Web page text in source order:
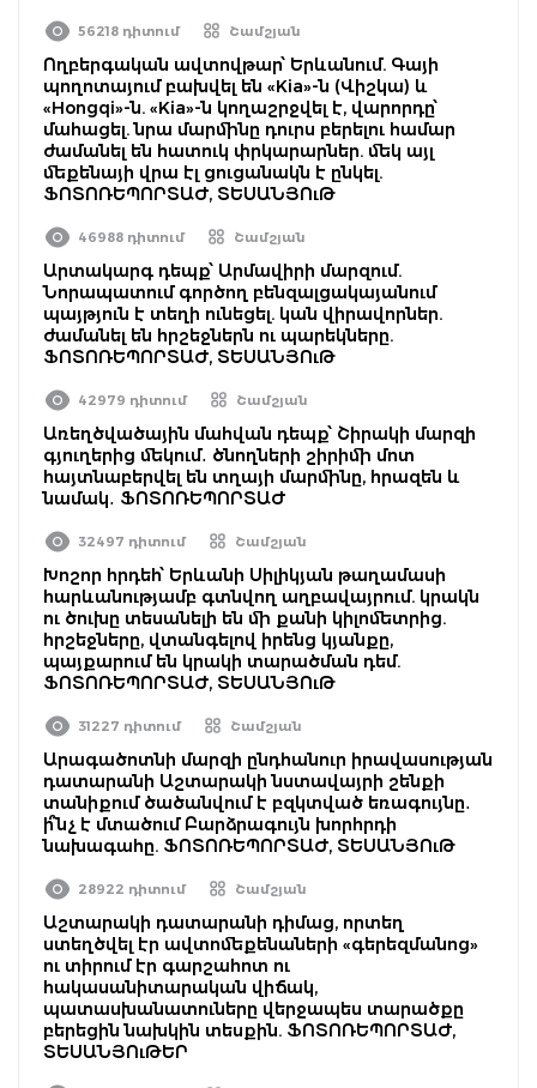
56218 դիտում Շամշյան
Ողբերգական ավտովթար՝ Երևանում. Գայի
պողոտայում բախվել են «Kia»-ն (Վիշկա) և
«Hongqi»-ն. «Kia»-ն կողաշրջվել է, վարորդը՝
մահացել. նրա մարմինը դուրս բերելու համար
ժամանել են հատուկ փրկարարներ. մեկ այլ
մեքենայի վրա էլ ցուցանակն է ընկել.
ՖՈՏՈՌԵՊՈՐՏԱԺ, ՏԵՍԱՆՅՈւԹ
46988 դիտում Շամշյան
Արտակարգ դեպք՝ Արմավիրի մարզում.
Նորապատում գործող բենզալցակայանում
պայթյուն է տեղի ունեցել. կան վիրավորներ.
ժամանել են հրշեջներն ու պարեկները.
ՖՈՏՈՌԵՊՈՐՏԱԺ, ՏԵՍԱՆՅՈւԹ
42979 դիտում Շամշյան
Առեղծվածային մահվան դեպք՝ Շիրակի մարզի
գյուղերից մեկում․ ծնողների շիրիմի մոտ
հայտնաբերվել են տղայի մարմինը, հրազեն և
նամակ․ ՖՈՏՈՌԵՊՈՐՏԱԺ
32497 դիտում Շամշյան
Խոշոր հրդեհ՝ Երևանի Սիլիկյան թաղամասի
հարևանությամբ գտնվող աղբավայրում. կրակն
ու ծուխը տեսանելի են մի քանի կիլոմետրից.
հրշեջները, վտանգելով իրենց կյանքը,
պայքարում են կրակի տարածման դեմ.
ՖՈՏՈՌԵՊՈՐՏԱԺ, ՏԵՍԱՆՅՈւԹ
31227 դիտում Շամշյան
Արագածոտնի մարզի ընդհանուր իրավասության
դատարանի Աշտարակի նստավայրի շենքի
տանիքում ծածանվում է բզկտված եռագույնը․
ի՞նչ է մտածում Բարձրագույն խորհրդի
նախագահը. ՖՈՏՈՌԵՊՈՐՏԱԺ, ՏԵՍԱՆՅՈւԹ
28922 դիտում Շամշյան
Աշտարակի դատարանի դիմաց, որտեղ
ստեղծվել էր ավտոմեքենաների «գերեզմանոց»
ու տիրում էր գարշահոտ ու
հակասանիտարական վիճակ,
պատասխանատուները վերջապես տարածքը
բերեցին նախկին տեսքին. ՖՈՏՈՌԵՊՈՐՏԱԺ,
ՏԵՍԱՆՅՈւԹԵՐ